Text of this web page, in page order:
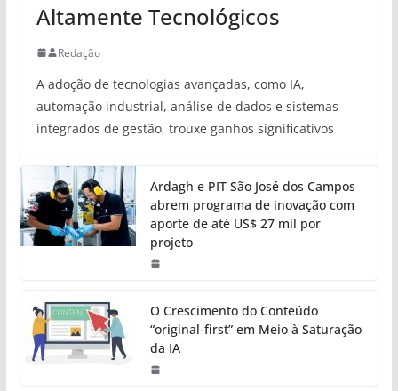
Altamente Tecnológicos
Redação
A adoção de tecnologias avançadas, como IA,
automação industrial, análise de dados e sistemas
integrados de gestão, trouxe ganhos significativos
Ardagh e PIT São José dos Campos
abrem programa de inovação com
aporte de até US$ 27 mil por
projeto
O Crescimento do Conteúdo
“original-first” em Meio à Saturação
da IA